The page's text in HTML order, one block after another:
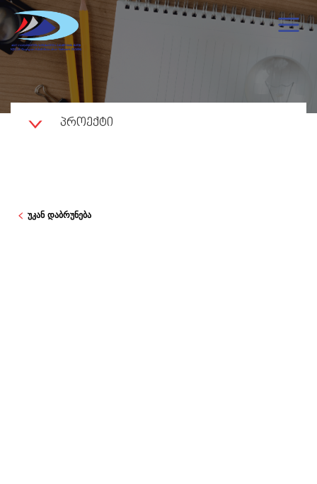
ᲞᲠᲝᲔᲥᲢᲘ
უკან დაბრუნება